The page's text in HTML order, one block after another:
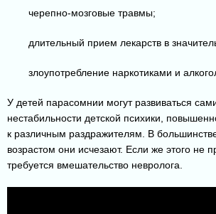
черепно-мозговые травмы;
длительный прием лекарств в
злоупотребление наркотиками и
У детей парасомнии могут развиваться
нестабильности детской психики,
к различным раздражителям. В
возрастом они исчезают. Если же этого не
требуется вмешательство невролога.